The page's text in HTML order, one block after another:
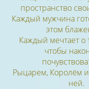
пространство
Каждый мужчина
этом
Каждый мечтает о
чтобы
Рыцарем, Королём
ней.